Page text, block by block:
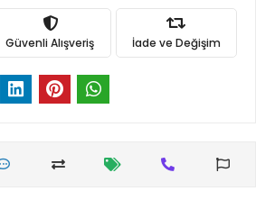
Güvenli Alışveriş İade ve Değişim